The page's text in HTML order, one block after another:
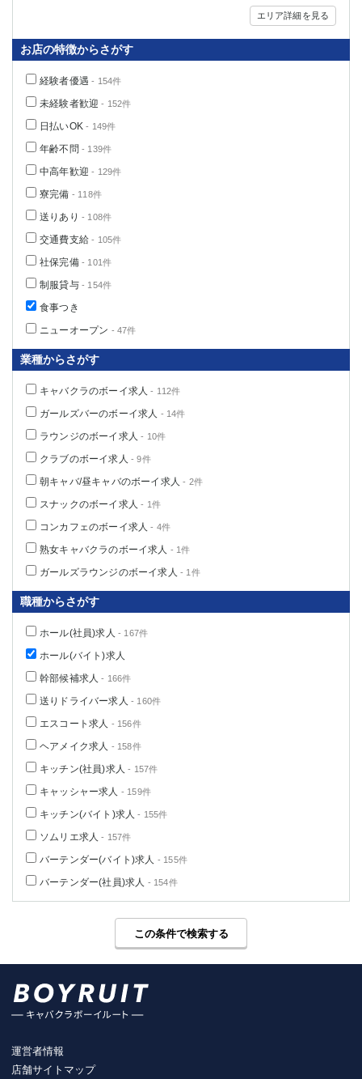
エリア詳細を見る
お店の特徴からさがす
経験者優遇 - 154件
未経験者歓迎 - 152件
日払いOK - 149件
年齢不問 - 139件
中高年歓迎 - 129件
寮完備 - 118件
送りあり - 108件
交通費支給 - 105件
社保完備- 101件
制服貸与- 154件
食事つき
ニューオープン - 47件
業種からさがす
キャバクラのボーイ求人 - 112件
ガールズバーのボーイ求人 - 14件
ラウンジのボーイ求人 - 10件
クラブのボーイ求人 - 9件
朝キャバ/昼キャバのボーイ求人 - 2件
スナックのボーイ求人 - 1件
コンカフェのボーイ求人 - 4件
熟女キャバクラのボーイ求人 - 1件
ガールズラウンジのボーイ求人 - 1件
職種からさがす
ホール(社員)求人 - 167件
ホール(バイト)求人
幹部候補求人 - 166件
送りドライバー求人 - 160件
エスコート求人 - 156件
ヘアメイク求人 - 158件
キッチン(社員)求人 - 157件
キャッシャー求人 - 159件
キッチン(バイト)求人 - 155件
ソムリエ求人 - 157件
バーテンダー(バイト)求人 - 155件
バーテンダー(社員)求人 - 154件
この条件で検索する
運営者情報
店舗サイトマップ